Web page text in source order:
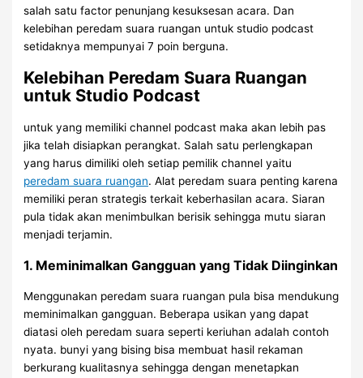
salah satu factor penunjang kesuksesan acara. Dan
kelebihan peredam suara ruangan untuk studio podcast
setidaknya mempunyai 7 poin berguna.
Kelebihan Peredam Suara Ruangan
untuk Studio Podcast
untuk yang memiliki channel podcast maka akan lebih pas
jika telah disiapkan perangkat. Salah satu perlengkapan
yang harus dimiliki oleh setiap pemilik channel yaitu
peredam suara ruangan. Alat peredam suara penting karena
memiliki peran strategis terkait keberhasilan acara. Siaran
pula tidak akan menimbulkan berisik sehingga mutu siaran
menjadi terjamin.
1. Meminimalkan Gangguan yang Tidak Diinginkan
Menggunakan peredam suara ruangan pula bisa mendukung
meminimalkan gangguan. Beberapa usikan yang dapat
diatasi oleh peredam suara seperti keriuhan adalah contoh
nyata. bunyi yang bising bisa membuat hasil rekaman
berkurang kualitasnya sehingga dengan menetapkan